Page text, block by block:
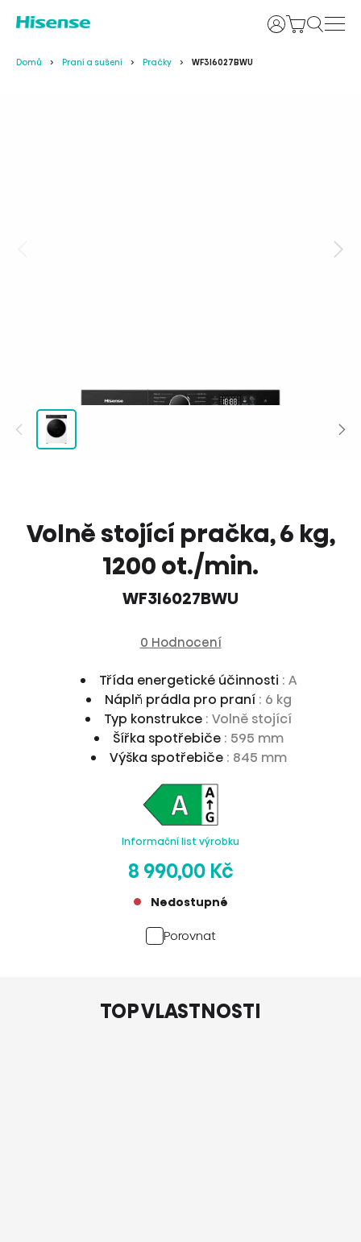
Uživatelské
Domů Praní a sušení Pračky WF3I6027BWU
Volně stojící pračka, 6 kg,
1200 ot./min.
WF3I6027BWU
0 Hodnocení
Třída energetické účinnosti : A
Náplň prádla pro praní : 6 kg
Typ konstrukce : Volně stojící
Šířka spotřebiče : 595 mm
Výška spotřebiče : 845 mm
Informační list výrobku
8 990,00 Kč
Nedostupné
Porovnat
TOP VLASTNOSTI